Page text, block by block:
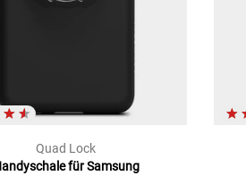
Quad Lock
für Samsung